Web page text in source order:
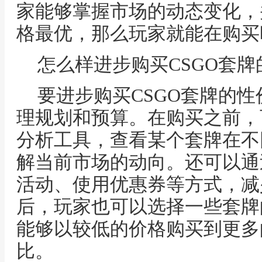
家能够掌握市场的动态变化
格最优，那么玩家就能在购
怎么样进步购买CSGO套
要进步购买CSGO套牌的
理规划和预算。在购买之前
分析工具，查看某个套牌在
解当前市场的动向。还可以
活动、使用优惠券等方式，
后，玩家也可以选择一些套
能够以较低的价格购买到更
比。